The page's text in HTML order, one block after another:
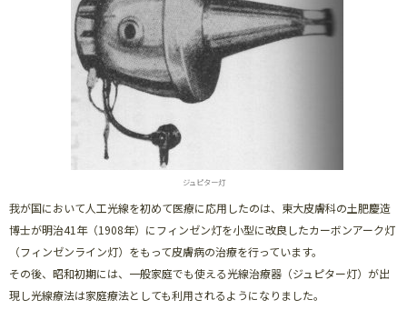
ジュピター灯
我が国において人工光線を初めて医療に応用したのは、東大皮膚科の土肥慶造
博士が明治41年（1908年）にフィンゼン灯を小型に改良したカーボンアーク灯
（フィンゼンライン灯）をもって皮膚病の治療を行っています。
その後、昭和初期には、一般家庭でも使える光線治療器（ジュピター灯）が出
現し光線療法は家庭療法としても利用されるようになりました。